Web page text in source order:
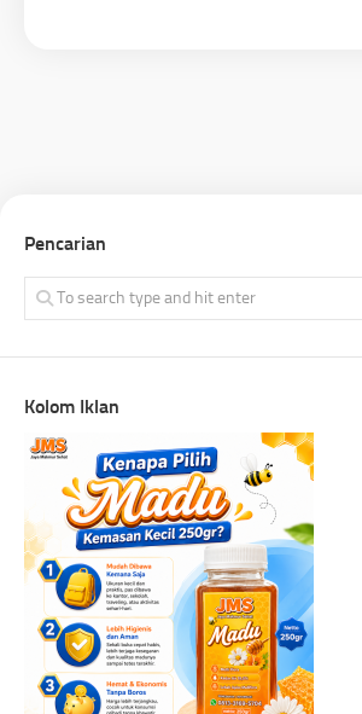
Pencarian
Kolom Iklan